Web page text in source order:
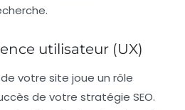
utilisateur (UX)
votre site joue un rôle
de votre stratégie SEO.